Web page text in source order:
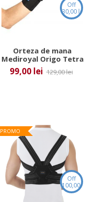
Off
30,00 lei
Orteza de mana
Mediroyal Origo Tetra
Short
99,00 lei 129,00 lei
PROMO
Off
100,00 lei